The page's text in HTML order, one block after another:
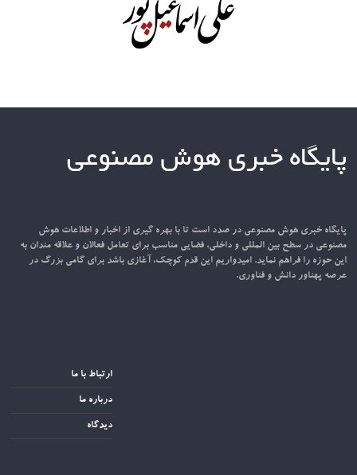
پایگاه خبری هوش مصنوعی
پایگاه خبری هوش مصنوعی در صدد است تا با بهره گیری از اخبار و اطلاعات هوش
مصنوعی در سطح بین المللی و داخلی، فضایی مناسب برای تعامل فعالان و علاقه مندان به
این حوزه را فراهم نماید. امیدواریم این قدم کوچک، آغازی باشد برای گامی بزرگ در
عرصه پهناور دانش و فناوری.
ارتباط با ما
درباره ما
دیدگاه